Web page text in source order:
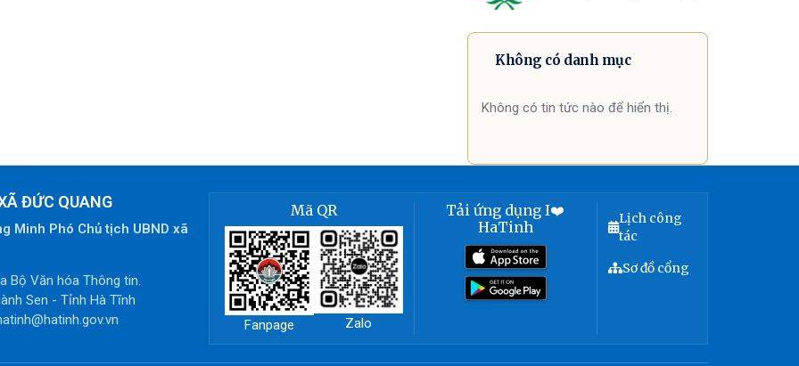
Không có danh mục
Không có tin tức nào để hiển thị.
ĐỨC QUANG
Minh Phó Chủ tịch UBND xã
Bộ Văn hóa Thông tin.
Sen - Tỉnh Hà Tĩnh
Mã QR
Fanpage Zalo
Tải ứng dụng I❤️
HaTinh
Lịch công
tác
Sơ đồ cổng